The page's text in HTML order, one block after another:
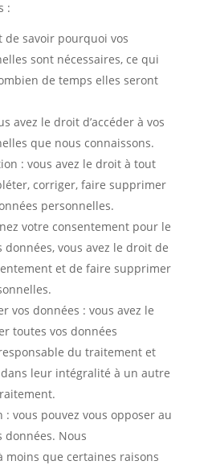
:
de savoir pourquoi vos
sont nécessaires, ce qui
de temps elles seront
avez le droit d’accéder à vos
que nous connaissons.
: vous avez le droit à tout
corriger, faire supprimer
personnelles.
votre consentement pour le
vous avez le droit de
et de faire supprimer
vos données : vous avez le
toutes vos données
du traitement et
leur intégralité à un autre
: vous pouvez vous opposer au
Nous
moins que certaines raisons